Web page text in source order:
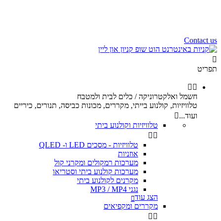
Contact us

תפריט
 
חשמל ואלקטרוניקה / כלים לבית ולמטבח
טלוויזיות, קולנוע בייתי, מקררים, מכונות כביסה, תנורים, כיריים
ועוד...
טלוויזיות וקולנוע ביתי
 
טלוויזיות - מסכים LED ו- QLED
אוזניות
מערכות רמקולים ומקרני קול
מערכות קולנוע ביתי וסטריאו
מקרנים לקולנוע ביתי
נגני MP3 / MP4
הצג עוד
מקררים ומקפיאים
 